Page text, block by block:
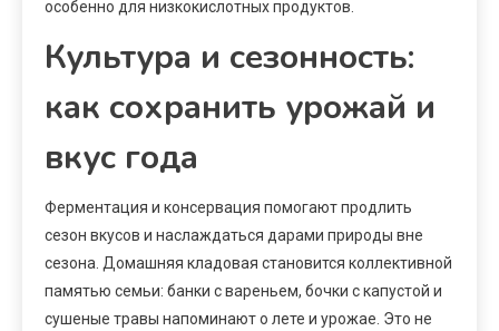
особенно для низкокислотных продуктов.
Культура и сезонность:
как сохранить урожай и
вкус года
Ферментация и консервация помогают продлить
сезон вкусов и наслаждаться дарами природы вне
сезона. Домашняя кладовая становится коллективной
памятью семьи: банки с вареньем, бочки с капустой и
сушеные травы напоминают о лете и урожае. Это не